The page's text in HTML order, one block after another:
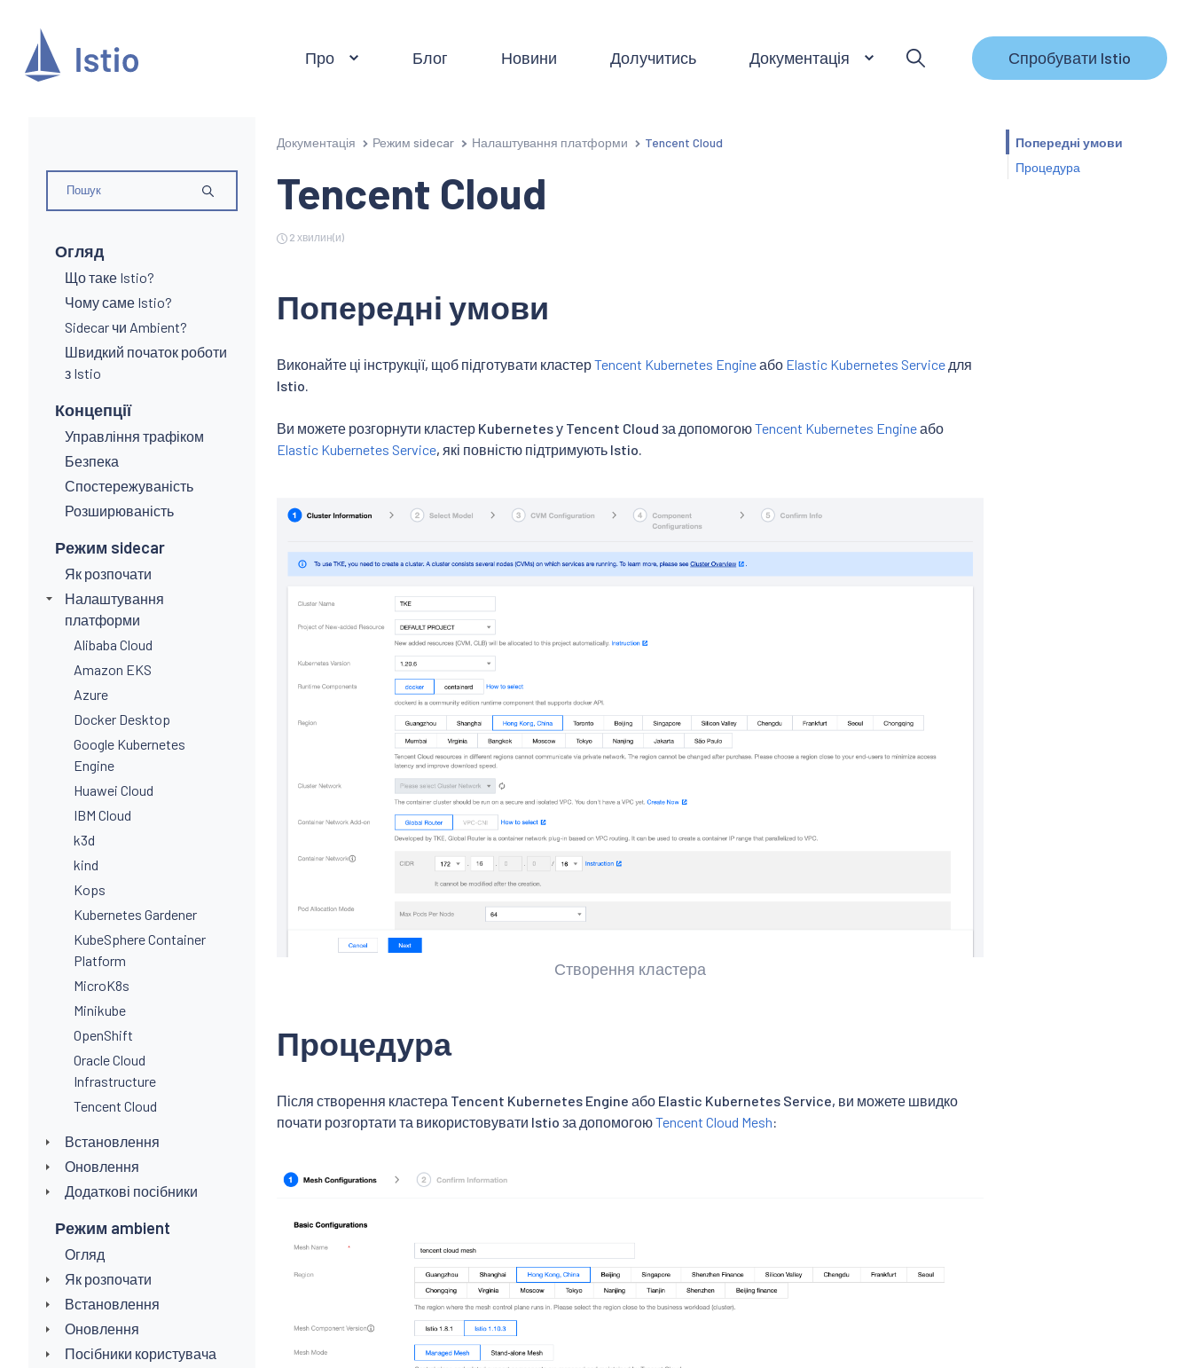
Про Блог Новини Долучитись Документація Спробувати Istio
Огляд
Що таке Istio?
Чому саме Istio?
Sidecar чи Ambient?
Швидкий початок роботи
з Istio
Концепції
Управління трафіком
Безпека
Спостережуваність
Розширюваність
Режим sidecar
Як розпочати
Налаштування
платформи
Alibaba Cloud
Amazon EKS
Azure
Docker Desktop
Google Kubernetes
Engine
Huawei Cloud
IBM Cloud
k3d
kind
Kops
Kubernetes Gardener
KubeSphere Container
Platform
MicroK8s
Minikube
OpenShift
Oracle Cloud
Infrastructure
Tencent Cloud
Встановлення
Оновлення
Додаткові посібники
Режим ambient
Огляд
Як розпочати
Встановлення
Оновлення
Посібники користувача
Документація Режим sidecar Налаштування платформи Tencent Cloud
Tencent Cloud
2 хвилин(и)
Попередні умови
Виконайте ці інструкції, щоб підготувати кластерTencent Kubernetes Engineабо Elastic Kubernetes Service для
Istio.
Ви можете розгорнути кластер Kubernetes у Tencent Cloud за допомогоюTencent Kubernetes Engineабо
Elastic Kubernetes Service, які повністю підтримують Istio.
Створення кластера
Процедура
Після створення кластера Tencent Kubernetes Engine або Elastic Kubernetes Service, ви можете швидко
почати розгортати та використовувати Istio за допомогоюTencent Cloud Mesh:
Попередні умови
Процедура